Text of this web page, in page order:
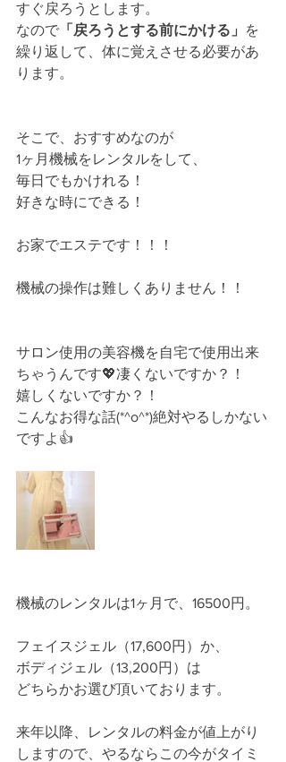
すぐ戻ろうとします。
なので 「戻ろうとする前にかける」
を
繰り返して、体に覚えさせる必要があ
ります。
そこで、おすすめなのが
1ヶ月機械をレンタルをして、
毎日でもかけれる！
好きな時にできる！
お家でエステです！！！
機械の操作は難しくありません！！
サロン使用の美容機を自宅で使用出来
ちゃうんです💖凄くないですか？！
嬉しくないですか？！
こんなお得な話(*^o^*)絶対やるしかない
ですよ👍
機械のレンタルは1ヶ月で、16500円。
フェイスジェル（17,600円）か、
ボディジェル（13,200円）は
どちらかお選び頂いております。
来年以降、レンタルの料金が値上がり
しますので、やるならこの今がタイミ